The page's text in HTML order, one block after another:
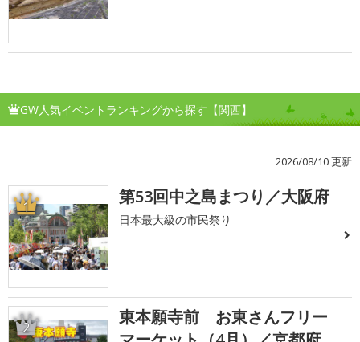
GW人気イベントランキングから探す【関西】
2026/08/10 更新
1 第53回中之島まつり／大阪府
日本最大級の市民祭り
2
東本願寺前 お東さんフリー